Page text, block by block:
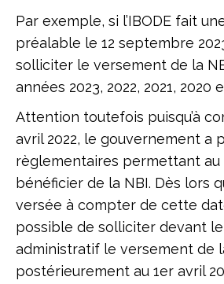
Par exemple, si l’IBODE fait
préalable le 12 septembre
solliciter le versement de la
années 2023, 2022, 2021, 2020
Attention toutefois puisqu’à
avril 2022, le gouvernement a
règlementaires permettant au
bénéficier de la NBI. Dès lors
versée à compter de cette
possible de solliciter devant
administratif le versement de
postérieurement au 1er avril